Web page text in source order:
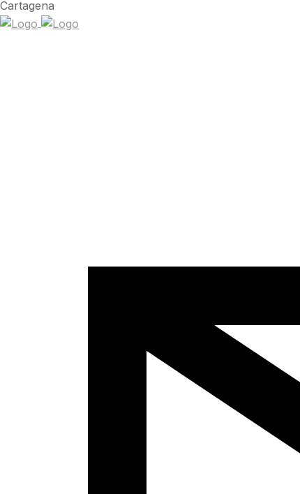
Cartagena